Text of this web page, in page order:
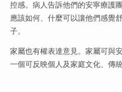
控感。病人告訴他們的安寧療護
應該如何、什麼可以讓他們感覺
子。
家屬也有權表達意見。家屬可與
一個可反映個人及家庭文化、傳